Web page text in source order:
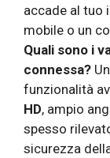
accade al tuo
mobile o un
Quali sono i
connessa?
funzionalità
HD, ampio
spesso
sicurezza